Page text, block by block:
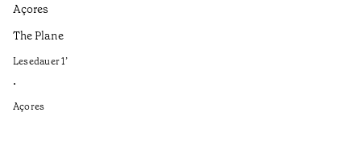
Açores
The Plane
Lesedauer1’
•
Açores